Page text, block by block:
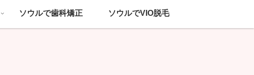
ソウルで歯科矯正 ソウルでVIO脱毛